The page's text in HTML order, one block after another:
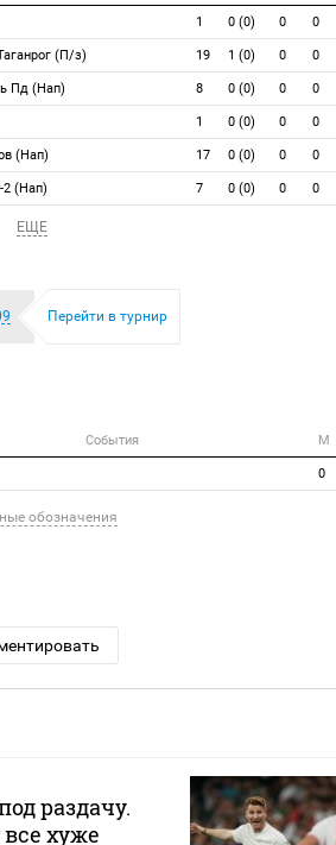
1 0 (0) 0 0
(П/з) 19 1 (0) 0 0
Пд (Нап) 8 0 (0) 0 0
1 0 (0) 0 0
(Нап) 17 0 (0) 0 0
2 (Нап) 7 0 (0) 0 0
ЕЩЕ
Перейти в турнир
События М
0
обозначения
раздачу.
хуже